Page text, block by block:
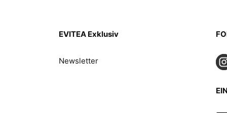
EVITEA Exklusiv
Newsletter